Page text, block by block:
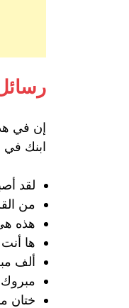
إن في
ابنك في
لقد
من
هذه
ها
ألف
مبروك
ختان